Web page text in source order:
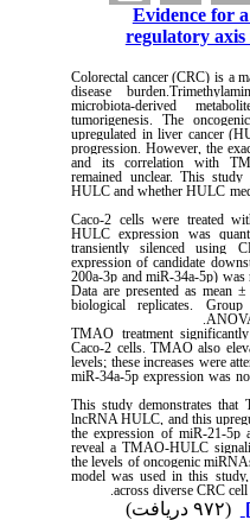
Evidence
regulatory
Colorectal cancer (CRC) is
disease
microbiota-derived
tumorigenesis. The
upregulated in liver cancer
progression. However, the
and its correlation with
remained unclear. This
HULC and whether HULC
Caco-2 cells were
HULC expression was
transiently silenced using
expression of candidate
200a-3p and miR-34a-5p)
Data are presented as
biological replicates.
TMAO treatment
Caco-2 cells. TMAO also
levels; these increases were
miR-34a-5p expression
This study demonstrates
lncRNA HULC, and this
the expression of miR-21-
reveal a TMAO-HULC
the levels of oncogenic
model was used in this
across diverse CRC